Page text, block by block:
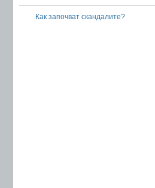
Как започват скандалите?